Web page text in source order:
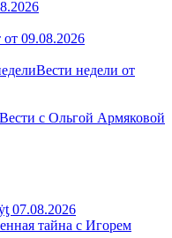
09.08.2026
Вести недели от
Вести с Ольгой Армяковой
07.08.2026
тайна с Игорем